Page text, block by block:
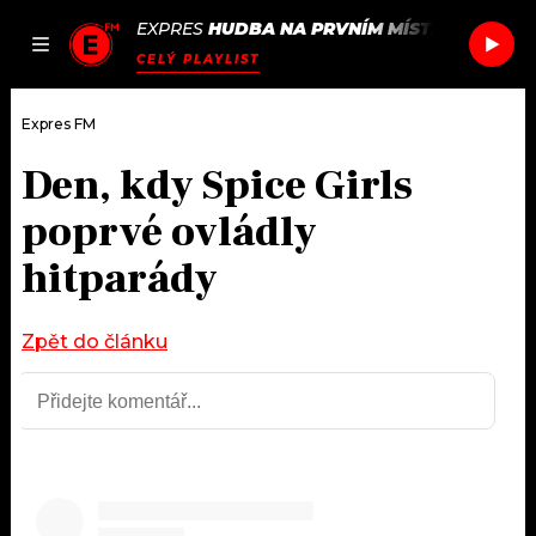
JAK
SEZNAM.CZ
EXPRES HUDBA NA PRVNÍM MÍSTĚ FOUR
CELÝ PLAYLIST
DOMŮ
ČLÁNKY
HUDBA
ROZHOVORY
Expres FM
Den, kdy Spice Girls
poprvé ovládly
hitparády
Zpět do článku